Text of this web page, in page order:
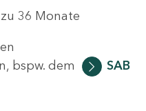
36 Monate
bspw. dem
SAB